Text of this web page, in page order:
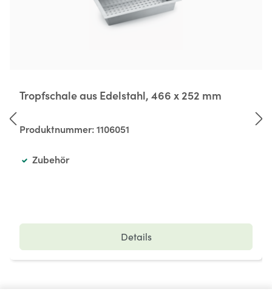
Tropfschale aus Edelstahl, 466 x 252 mm
Produktnummer:1106051
Zubehör
Details